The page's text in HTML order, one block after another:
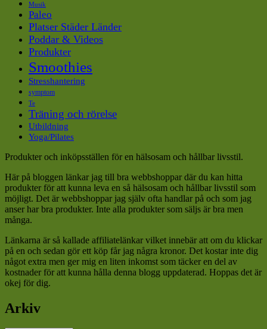
Musik
Paleo
Platser Städer Länder
Poddar & Videos
Produkter
Smoothies
Stresshantering
symptom
Te
Träning och rörelse
Utbildning
Yoga/Pilates
Produkter och inköpsställen för en hälsosam och hållbar livsstil.
Här på bloggen länkar jag till bra webbshoppar där du kan hitta
produkter för att kunna leva en så hälsosam och hållbar livsstil som
möjligt. Det är webbshoppar jag själv ofta handlar på och som jag
anser har bra produkter. Inte alla produkter som säljs är bra men
många.
Länkarna är så kallade affiliatelänkar vilket innebär att om du klickar
på en och sedan gör ett köp får jag några kronor. Det kostar inte dig
något extra men ger mig en liten inkomst som täcker en del av
kostnader för att kunna hålla denna blogg uppdaterad. Hoppas det är
okej för dig.
Arkiv